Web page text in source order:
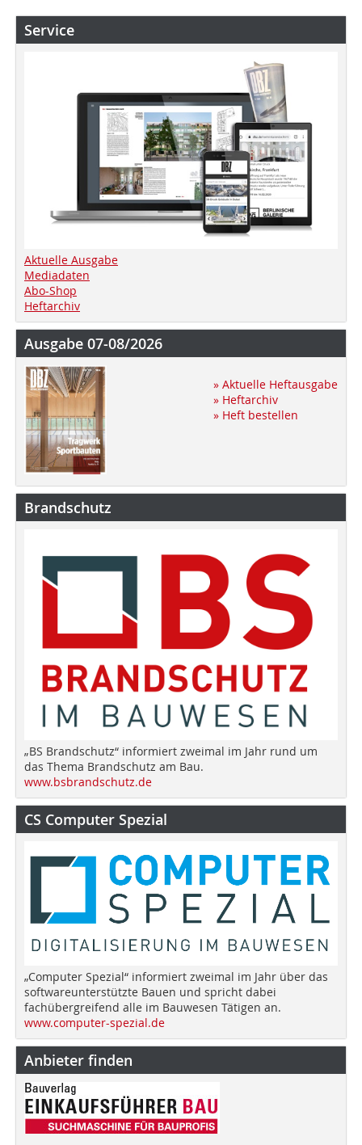
Service
Aktuelle Ausgabe
Mediadaten
Abo-Shop
Heftarchiv
Ausgabe 07-08/2026
» Aktuelle Heftausgabe
» Heftarchiv
» Heft bestellen
Brandschutz
„BS Brandschutz“ informiert zweimal im Jahr rund um
das Thema Brandschutz am Bau.
www.bsbrandschutz.de
CS Computer Spezial
„Computer Spezial“ informiert zweimal im Jahr über das
softwareunterstützte Bauen und spricht dabei
fachübergreifend alle im Bauwesen Tätigen an.
www.computer-spezial.de
Anbieter finden